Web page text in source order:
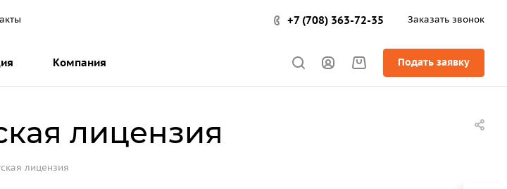
+7 (708) 363-72-35 Заказать звонок
Компания Подать заявку
лицензия
лицензия